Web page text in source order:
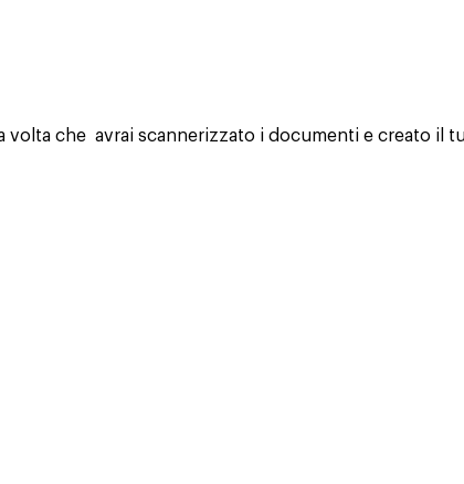
che avrai scannerizzato i documenti e creato il